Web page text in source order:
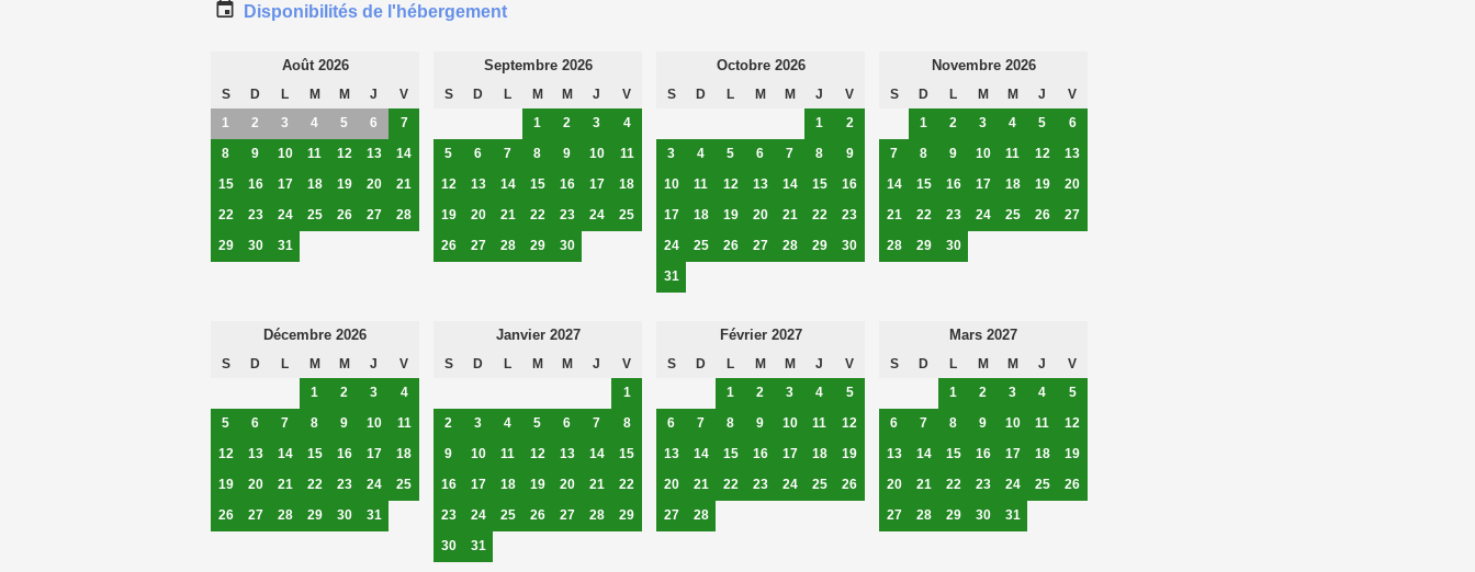
Disponibilités de l'hébergement
Août 2026
S D L M M J
V
1
2 3 4 5 6
7
8
9 10 11 12 13
14
15
16 17 18 19 20
21
22
23 24 25 26 27
28
29
30 31
Septembre 2026
S D L M M J
V
1
2 3
4
5
6 7 8 9 10
11
12
13 14 15 16 17
18
19
20 21 22 23 24
25
26
27 28 29 30
Octobre 2026
S D L M M J
V
1
2
3
4 5 6 7 8
9
10
11 12 13 14 15
16
17
18 19 20 21 22
23
24
25 26 27 28 29
30
31
Novembre 2026
S D L M M J
V
1
2 3 4 5
6
7
8 9 10 11 12
13
14
15 16 17 18 19
20
21
22 23 24 25 26
27
28
29 30
Décembre 2026
S D L M M J
V
1
2 3
4
5
6 7 8 9 10
11
12
13 14 15 16 17
18
19
20 21 22 23 24
25
26
27 28 29 30 31
Janvier 2027
S D L M M J
V
1
2
3 4 5 6 7
8
9
10 11 12 13 14
15
16
17 18 19 20 21
22
23
24 25 26 27 28
29
30
31
Février 2027
S D L M M J
V
1
2 3 4
5
6
7 8 9 10 11
12
13
14 15 16 17 18
19
20
21 22 23 24 25
26
27
28
Mars 2027
S D L M M J
V
1
2 3 4
5
6
7 8 9 10 11
12
13
14 15 16 17 18
19
20
21 22 23 24 25
26
27
28 29 30 31